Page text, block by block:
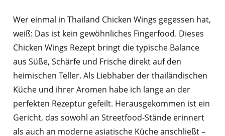
Wer einmal in Thailand Chicken Wings gegessen hat,
weiß: Das ist kein gewöhnliches Fingerfood. Dieses
Chicken Wings Rezept bringt die typische Balance
aus Süße, Schärfe und Frische direkt auf den
heimischen Teller. Als Liebhaber der thailändischen
Küche und ihrer Aromen habe ich lange an der
perfekten Rezeptur gefeilt. Herausgekommen ist ein
Gericht, das sowohl an Streetfood-Stände erinnert
als auch an moderne asiatische Küche anschließt –